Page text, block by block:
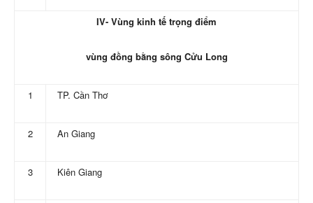
IV- Vùng kinh tế trọng điểm
vùng đồng bằng sông Cửu Long
1 TP. Cần Thơ
2 An Giang
3 Kiên Giang